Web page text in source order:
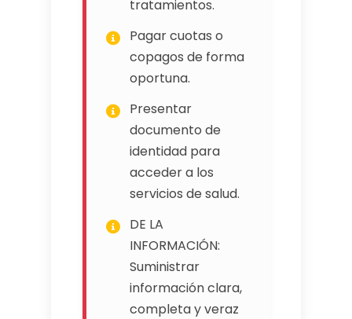
tratamientos.
Pagar cuotas o
copagos de forma
oportuna.
Presentar
documento de
identidad para
acceder a los
servicios de salud.
DE LA
INFORMACIÓN:
Suministrar
información clara,
completa y veraz